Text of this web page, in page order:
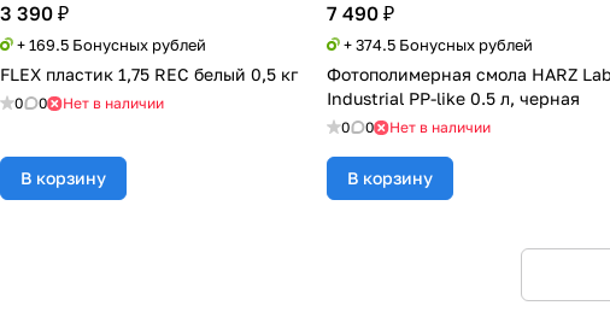
3 390 ₽
+ 169.5 Бонусных рублей
FLEX пластик 1,75 REC белый 0,5 кг
0 0 Нет в наличии
В корзину
7 490 ₽
+ 374.5 Бонусных рублей
Фотополимерная смола HARZ
Industrial PP-like 0.5 л, черная
0 0 Нет в наличии
В корзину